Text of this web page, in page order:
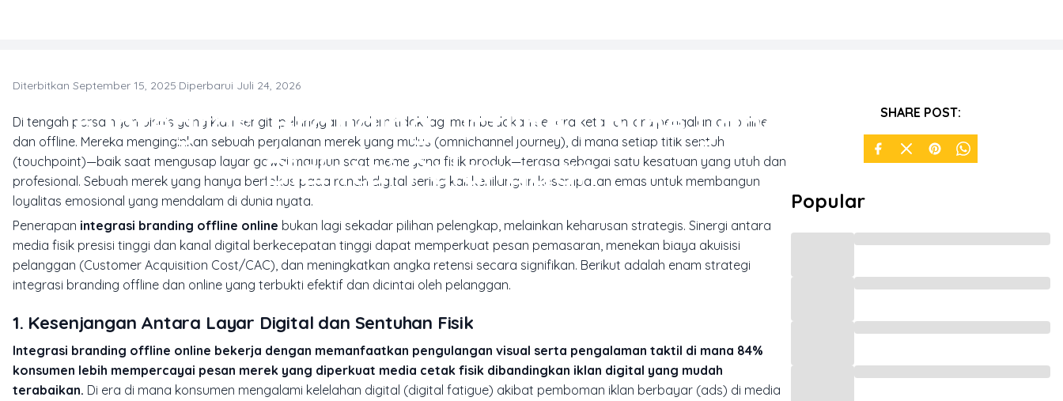
6 Integrasi Branding Offline Online yang
Dicintai Pelanggan
Diterbitkan September 15, 2025·Diperbarui Juli 24, 2026
Di tengah persaingan bisnis yang kian sengit, pelanggan modern tidak lagi membedakan secara ketat antara pengalaman online
dan offline. Mereka menginginkan sebuah perjalanan merek yang mulus (omnichannel journey), di mana setiap titik sentuh
(touchpoint)—baik saat mengusap layar gawai maupun saat memegang fisik produk—terasa sebagai satu kesatuan yang utuh dan
profesional. Sebuah merek yang hanya berfokus pada ranah digital sering kali kehilangan kesempatan emas untuk membangun
loyalitas emosional yang mendalam di dunia nyata.
Penerapan integrasi branding offline online bukan lagi sekadar pilihan pelengkap, melainkan keharusan strategis. Sinergi antara
media fisik presisi tinggi dan kanal digital berkecepatan tinggi dapat memperkuat pesan pemasaran, menekan biaya akuisisi
pelanggan (Customer Acquisition Cost/CAC), dan meningkatkan angka retensi secara signifikan. Berikut adalah enam strategi
integrasi branding offline dan online yang terbukti efektif dan dicintai oleh pelanggan.
1. Kesenjangan Antara Layar Digital dan Sentuhan Fisik
Integrasi branding offline online bekerja dengan memanfaatkan pengulangan visual serta pengalaman taktil di mana 84%
konsumen lebih mempercayai pesan merek yang diperkuat media cetak fisik dibandingkan iklan digital yang mudah
terabaikan. Di era di mana konsumen mengalami kelelahan digital (digital fatigue) akibat pemboman iklan berbayar (ads) di media
SHARE POST:
Popular